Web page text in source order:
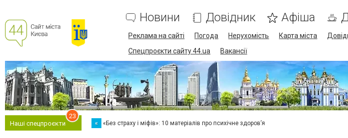
Новини Довідник Афіша
Реклама на сайті Погода Нерухомість Карта міста
Спецпроєкти сайту 44.ua
Вакансії
Наші спецпроєкти
23
« «Без страху і міфів»: 10 матеріалів про психічне здоров’я